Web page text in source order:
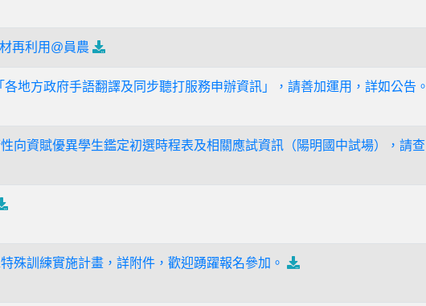
再利用@員農
地方政府手語翻譯及同步聽打服務申辦資訊」，請善加運用，詳如公告。
向資賦優異學生鑑定初選時程表及相關應試資訊（陽明國中試場），請查
殊訓練實施計畫，詳附件，歡迎踴躍報名參加。